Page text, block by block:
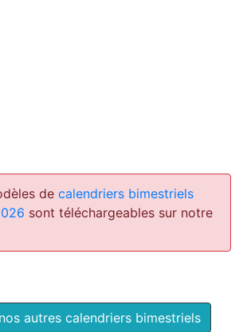
de calendriers bimestriels
sont téléchargeables sur notre
autres calendriers bimestriels